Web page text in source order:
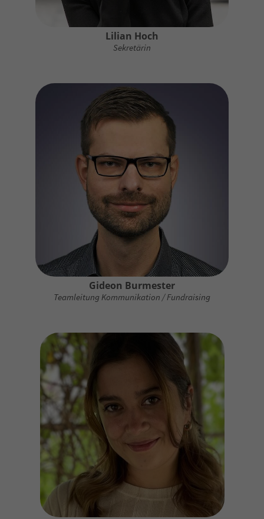
Lilian Hoch
Sekretärin
Gideon Burmester
Teamleitung Kommunikation / Fundraising